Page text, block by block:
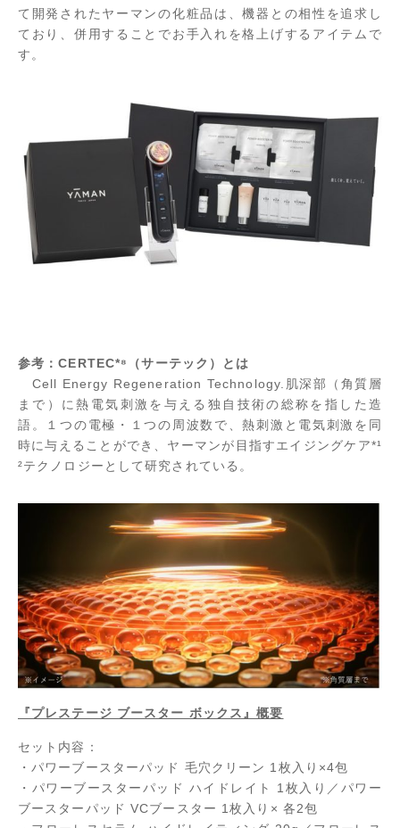
て開発されたヤーマンの化粧品は、機器との相性を追求し
ており、併用することでお手入れを格上げするアイテムで
す。
参考：CERTEC*⁸（サーテック）とは
Cell Energy Regeneration Technology.肌深部（角質層
まで）に熱電気刺激を与える独自技術の総称を指した造
語。１つの電極・１つの周波数で、熱刺激と電気刺激を同
時に与えることができ、ヤーマンが目指すエイジングケア*¹
²テクノロジーとして研究されている。
『プレステージ ブースター ボックス』概要
セット内容：
・パワーブースターパッド 毛穴クリーン 1枚入り×4包
・パワーブースターパッド ハイドレイト 1枚入り／パワー
ブースターパッド VCブースター 1枚入り× 各2包